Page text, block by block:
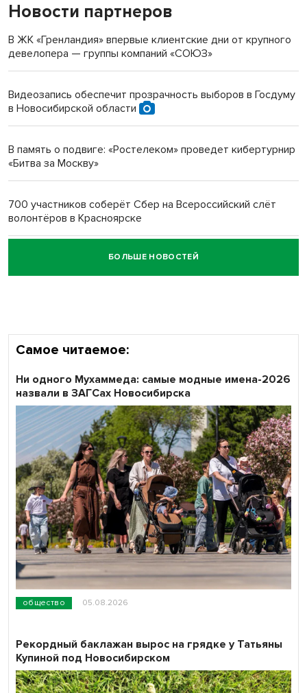
«Мы живём на пастбище!»: в новосибирском селе лошади
терроризируют жителей
Инвалид получил условный срок за избиение врачей
Новосибирский преподаватель с женой вошли в топ-16
Обновлённое отделение ВТБ открылось в Искитиме
Новости партнеров
В ЖК «Гренландия» впервые клиентские дни от крупного
девелопера — группы компаний «СОЮЗ»
Видеозапись обеспечит прозрачность выборов в Госдуму
в Новосибирской области
В память о подвиге: «Ростелеком» проведет кибертурнир
«Битва за Москву»
700 участников соберёт Сбер на Всероссийский слёт
волонтёров в Красноярске
Честный выбор: видеонаблюдение обеспечит
объективность результатов ЕДГ в Новосибирской
БОЛЬШЕ НОВОСТЕЙ
Самое читаемое:
общество 05.08.2026
Ни одного Мухаммеда: самые модные имена-2026
назвали в ЗАГСах Новосибирска
Рекордный баклажан вырос на грядке у Татьяны
Купиной под Новосибирском